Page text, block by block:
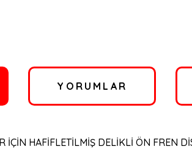
YORUMLAR
HAFİFLETİLMİŞ DELİKLİ ÖN FREN